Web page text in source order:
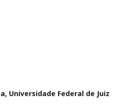
Universidade Federal de Juiz